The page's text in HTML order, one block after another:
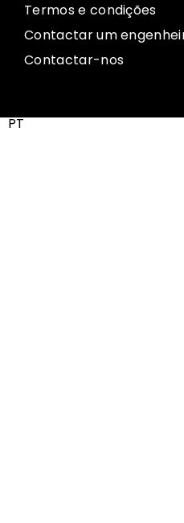
Termos e condições
Contactar um
Contactar-nos
PT